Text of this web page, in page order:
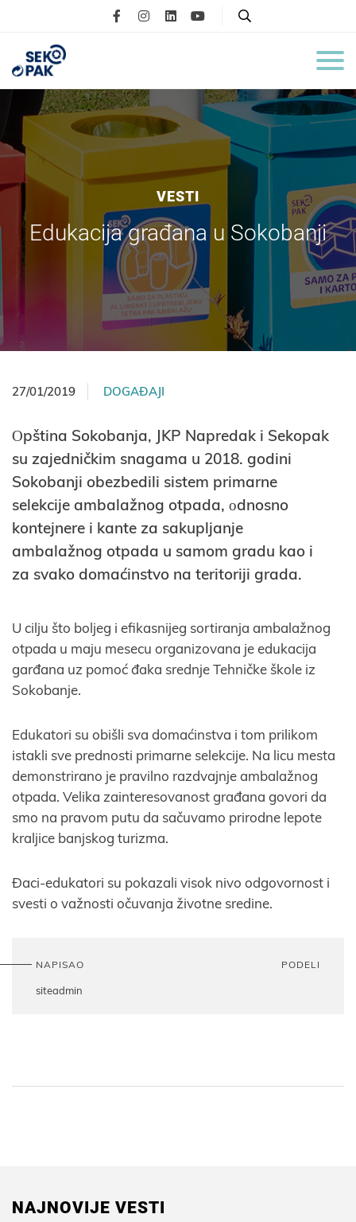
VESTI
Edukacija građana u Sokobanji
27/01/2019 DOGAĐAJI
Оpština Sokobanja, JKP Napredak i Sekopak
su zajedničkim snagama u 2018. godini
Sokobanji obezbedili sistem primarne
selekcije ambalažnog otpada, оdnosno
kontejnere i kante za sakupljanje
ambalažnog otpada u samom gradu kao i
za svako domaćinstvo na teritoriji grada.
U cilju što boljeg i efikasnijeg sortiranja ambalažnog
otpada u maju mesecu organizovana je edukacija
garđana uz pomoć đaka srednje Tehničke škole iz
Sokobanje.
Edukatori su obišli sva domaćinstva i tom prilikom
istakli sve prednosti primarne selekcije. Na licu mesta
demonstrirano je pravilno razdvajnje ambalažnog
otpada. Velika zainteresovanost građana govori da
smo na pravom putu da sačuvamo prirodne lepote
kraljice banjskog turizma.
Đaci-edukatori su pokazali visok nivo odgovornost i
svesti o važnosti očuvanja životne sredine.
NAPISAO
siteadmin
PODELI
NAJNOVIJE VESTI